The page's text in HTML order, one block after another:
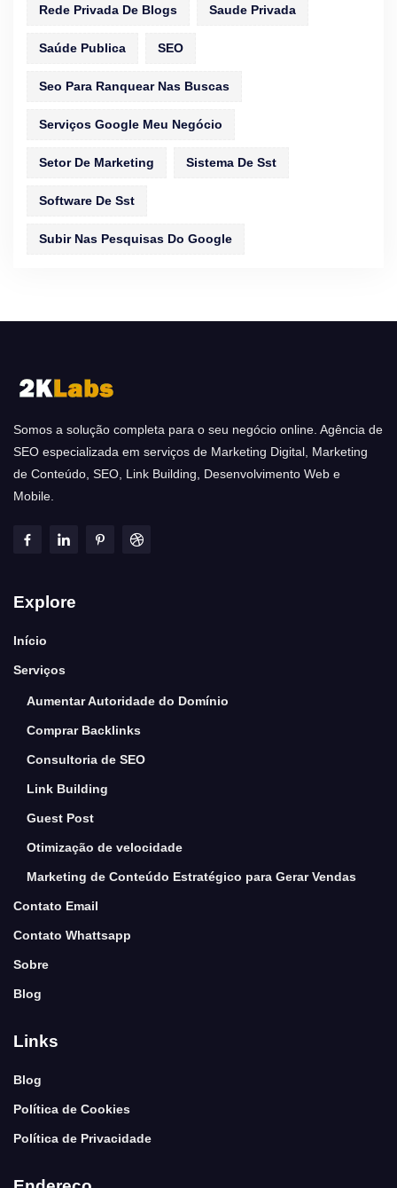
Rede Privada De Blogs Saude Privada
Saúde Publica SEO
Seo Para Ranquear Nas Buscas
Serviços Google Meu Negócio
Setor De Marketing Sistema De Sst
Software De Sst
Subir Nas Pesquisas Do Google
Somos a solução completa para o seu negócio online. Agência de
SEO especializada em serviços de Marketing Digital, Marketing
de Conteúdo, SEO, Link Building, Desenvolvimento Web e
Mobile.
Explore
Início
Serviços
Aumentar Autoridade do Domínio
Comprar Backlinks
Consultoria de SEO
Link Building
Guest Post
Otimização de velocidade
Marketing de Conteúdo Estratégico para Gerar Vendas
Contato Email
Contato Whattsapp
Sobre
Blog
Links
Blog
Política de Cookies
Política de Privacidade